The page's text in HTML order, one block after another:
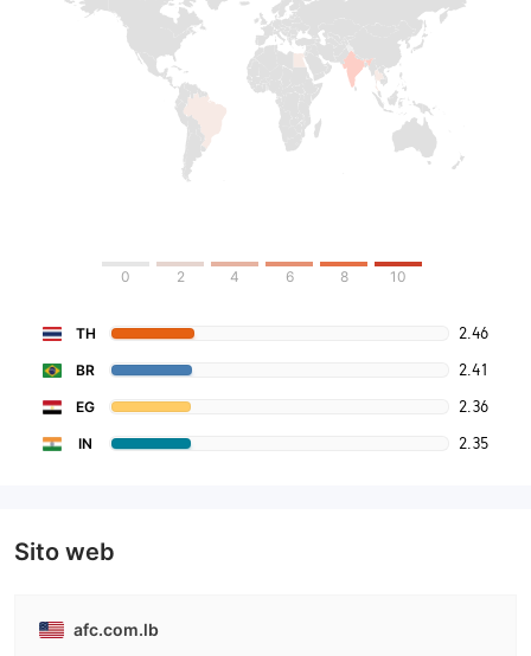
0 2 4 6 8 10
TH 2.46
BR 2.41
EG 2.36
IN 2.35
Sito web
afc.com.lb